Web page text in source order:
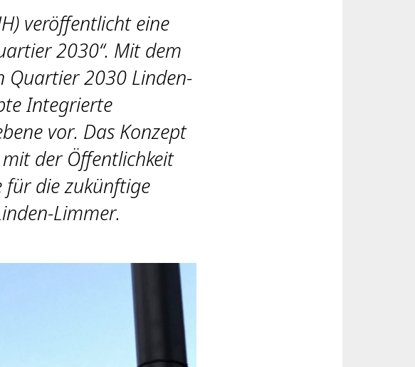
veröffentlicht eine
2030“. Mit dem
Quartier 2030 Linden-
Integrierte
vor. Das Konzept
der Öffentlichkeit
für die zukünftige
Limmer.